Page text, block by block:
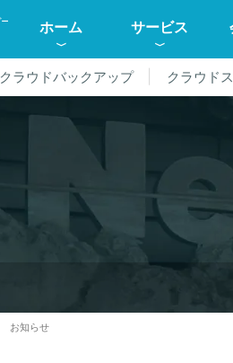
ホーム サービス
クラウドバックアップ クラウド
お知らせ